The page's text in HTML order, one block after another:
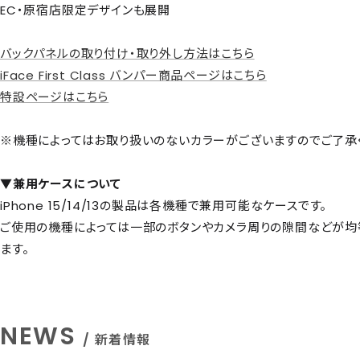
EC・原宿店限定デザインも展開
バックパネルの取り付け・取り外し方法はこちら
iFace First Class バンパー商品ページはこちら
特設ページはこちら
※機種によってはお取り扱いのないカラーがございますのでご了承
▼兼用ケースについて
iPhone 15/14/13の製品は各機種で兼用可能なケースです。
ご使用の機種によっては一部のボタンやカメラ周りの隙間などが
ます。
NEWS / 新着情報